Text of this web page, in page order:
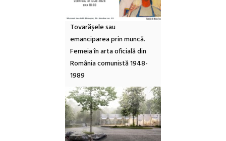
Tovarășele sau
emanciparea prin muncă.
Femeia în arta oficială din
România comunistă 1948-
1989